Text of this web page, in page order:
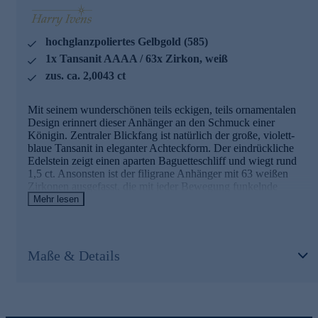
Schmuckwaren von unserer Qualitätssicherung und seitens
des Lieferanten strengsten Prüfprozessen unterzogen. Unter
anderem beinhalten unsere Prüfprozesse Prüfungen auf
Konformität mit den Bestimmungen der Schweizer
Edelmetallkontrollgesetzgebung.
Ein hinreißender Edelsteinschmuck für viele Anlässe.
hochglanzpoliertes Gelbgold (585)
1x Tansanit AAAA / 63x Zirkon, weiß
zus. ca. 2,0043 ct
Mit seinem wunderschönen teils eckigen, teils ornamentalen
Design erinnert dieser Anhänger an den Schmuck einer
Königin. Zentraler Blickfang ist natürlich der große, violett-
blaue Tansanit in eleganter Achteckform. Der eindrückliche
Edelstein zeigt einen aparten Baguetteschliff und wiegt rund
1,5 ct. Ansonsten ist der filigrane Anhänger mit 63 weißen
Zirkonen ausgefasst, die mit jeder Bewegung funkelnde
Lichtakzente zaubern. Als Legierung wurde edles Gelbgold
Sie im Kettensortiment von HSE.
Mehr lesen
Maße & Details